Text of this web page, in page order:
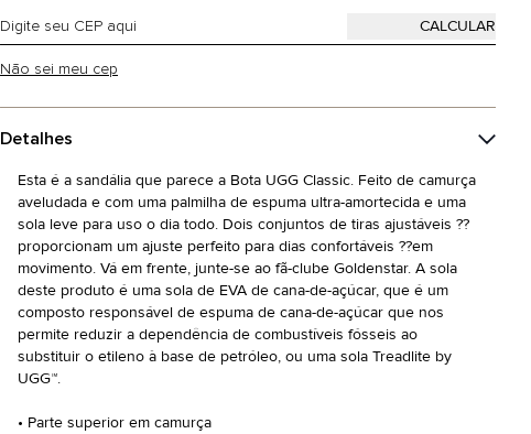
Não sei meu cep
Detalhes
Esta é a sandália que parece a Bota UGG Classic. Feito de camurça
aveludada e com uma palmilha de espuma ultra-amortecida e uma
sola leve para uso o dia todo. Dois conjuntos de tiras ajustáveis ??
proporcionam um ajuste perfeito para dias confortáveis ??em
movimento. Vá em frente, junte-se ao fã-clube Goldenstar. A sola
deste produto é uma sola de EVA de cana-de-açúcar, que é um
composto responsável de espuma de cana-de-açúcar que nos
permite reduzir a dependência de combustíveis fósseis ao
substituir o etileno à base de petróleo, ou uma sola Treadlite by
UGG™.
• Parte superior em camurça